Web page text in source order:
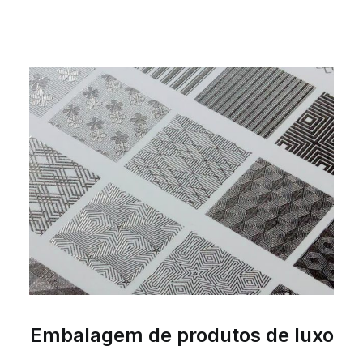
Embalagem de produtos de luxo